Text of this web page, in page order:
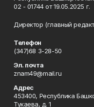
02 - 01744 от 19.05.2025 г.
Директор (главный
Телефон
(347)68 3-28-50
Эл. почта
znam49@mail.ru
Адрес
453400, Республика
Тукаева, д. 1